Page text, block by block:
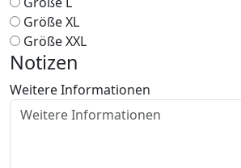
Größe XL
Größe XXL
Notizen
Weitere Informationen